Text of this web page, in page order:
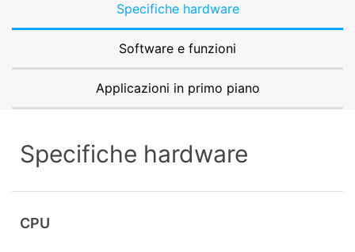
Specifiche hardware
Software e funzioni
Applicazioni in primo piano
Specifiche hardware
CPU